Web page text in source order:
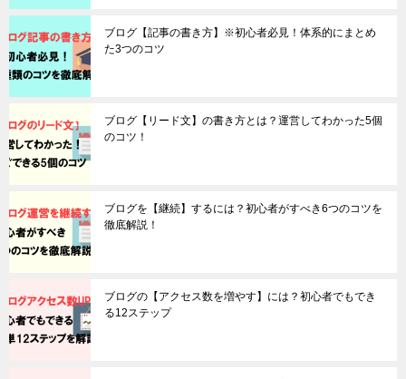
ブログ【記事の書き方】※初心者必見！体系的にまとめ
た3つのコツ
ブログ【リード文】の書き方とは？運営してわかった5個
のコツ！
ブログを【継続】するには？初心者がすべき6つのコツを
徹底解説！
ブログの【アクセス数を増やす】には？初心者でもでき
る12ステップ